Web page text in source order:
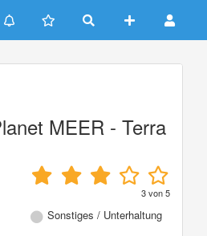
MEER - Terra
3von5
Sonstiges / Unterhaltung